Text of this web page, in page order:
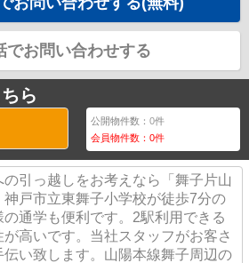
でお問い合わせする
ら
公開物件数：0件
会員物件数：0件
引っ越しをお考えなら「舞子片山
戸市立東舞子小学校が徒歩7分の
通学も便利です。2駅利用できる
高いです。当社スタッフがお客さ
伝い致します。山陽本線舞子周辺の